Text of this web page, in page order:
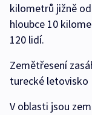
kilometrů jižně
hloubce 10
120 lidí.
Zemětřesení
turecké letovisko
V oblasti jsou